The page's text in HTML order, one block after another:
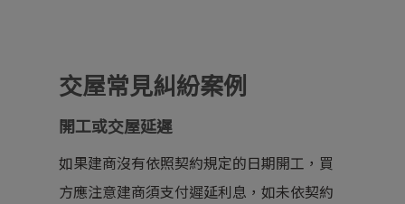
交屋常見糾紛案例
開工或交屋延遲
如果建商沒有依照契約規定的日期開工，買
方應注意建商須支付遲延利息，如未依契約